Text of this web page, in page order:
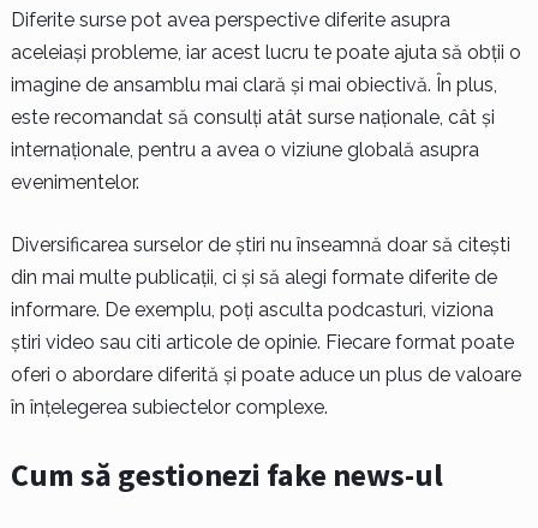
Diferite surse pot avea perspective diferite asupra
aceleiași probleme, iar acest lucru te poate ajuta să obții o
imagine de ansamblu mai clară și mai obiectivă. În plus,
este recomandat să consulți atât surse naționale, cât și
internaționale, pentru a avea o viziune globală asupra
evenimentelor.
Diversificarea surselor de știri nu înseamnă doar să citești
din mai multe publicații, ci și să alegi formate diferite de
informare. De exemplu, poți asculta podcasturi, viziona
știri video sau citi articole de opinie. Fiecare format poate
oferi o abordare diferită și poate aduce un plus de valoare
în înțelegerea subiectelor complexe.
Cum să gestionezi fake news-ul